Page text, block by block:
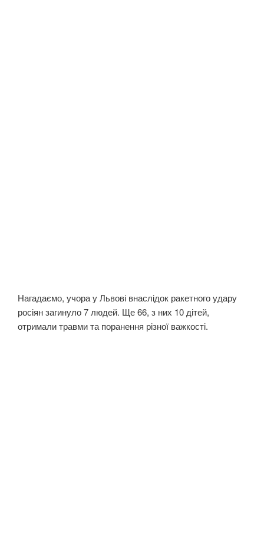
Нагадаємо, учора у Львові внаслідок ракетного удару
росіян загинуло 7 людей. Ще 66, з них 10 дітей,
отримали травми та поранення різної важкості.